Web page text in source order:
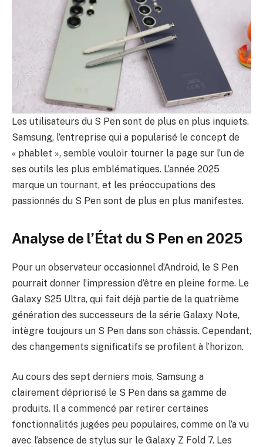
Les utilisateurs du S Pen sont de plus en plus inquiets.
Samsung, l’entreprise qui a popularisé le concept de
« phablet », semble vouloir tourner la page sur l’un de
ses outils les plus emblématiques. L’année 2025
marque un tournant, et les préoccupations des
passionnés du S Pen sont de plus en plus manifestes.
Analyse de l’État du S Pen en 2025
Pour un observateur occasionnel d’Android, le S Pen
pourrait donner l’impression d’être en pleine forme. Le
Galaxy S25 Ultra, qui fait déjà partie de la quatrième
génération des successeurs de la série Galaxy Note,
intègre toujours un S Pen dans son châssis. Cependant,
des changements significatifs se profilent à l’horizon.
Au cours des sept derniers mois, Samsung a
clairement dépriorisé le S Pen dans sa gamme de
produits. Il a commencé par retirer certaines
fonctionnalités jugées peu populaires, comme on l’a vu
avec l’absence de stylus sur le Galaxy Z Fold 7. Les